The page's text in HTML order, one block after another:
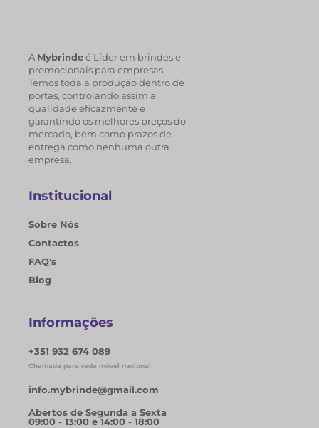
A Mybrindeé Líder em brindes e
promocionais para empresas.
Temos toda a produção dentro de
portas, controlando assim a
qualidade eficazmente e
garantindo os melhores preços do
mercado, bem como prazos de
entrega como nenhuma outra
empresa.
Institucional
Sobre Nós
Contactos
FAQ's
Blog
Informações
+351 932 674 089
Chamada para rede móvel nacional
info.mybrinde@gmail.com
Abertos de Segunda a Sexta
09:00 - 13:00 e 14:00 - 18:00